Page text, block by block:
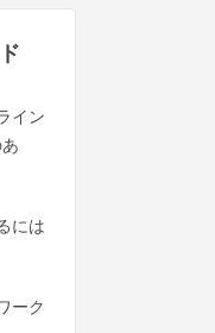
イン
には
ーク